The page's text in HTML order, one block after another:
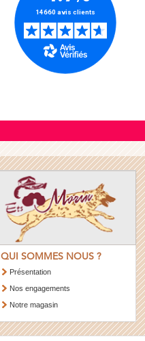
QUI SOMMES NOUS ?
Présentation
Nos engagements
Notre magasin